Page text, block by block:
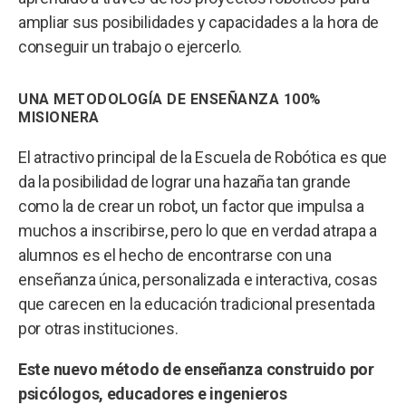
ampliar sus posibilidades y capacidades a la hora de
conseguir un trabajo o ejercerlo.
UNA METODOLOGÍA DE ENSEÑANZA 100%
MISIONERA
El atractivo principal de la Escuela de Robótica es que
da la posibilidad de lograr una hazaña tan grande
como la de crear un robot, un factor que impulsa a
muchos a inscribirse, pero lo que en verdad atrapa a
alumnos es el hecho de encontrarse con una
enseñanza única, personalizada e interactiva, cosas
que carecen en la educación tradicional presentada
por otras instituciones.
Este nuevo método de enseñanza construido por
psicólogos, educadores e ingenieros